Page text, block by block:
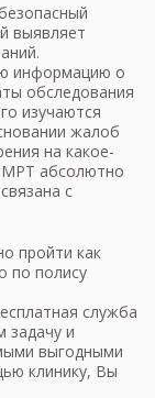
выявляет
информацию о
обследования
изучаются
жалоб
на какое-
МРТ абсолютно
с
пройти как
по полису
служба
задачу и
выгодными
клинику, Вы